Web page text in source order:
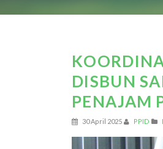
DISBUN
PENAJAM
30 April 2025 PPID